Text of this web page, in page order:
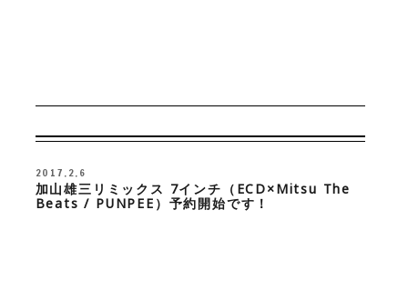
2017.2.6
加山雄三リミックス 7インチ（ECD×Mitsu The
Beats / PUNPEE）予約開始です！